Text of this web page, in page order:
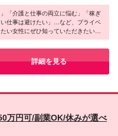
定可能で、実際に指名料3000
す ★未経験の方で指名がなく
入れるように本部できちんと調
う心配はありません ★万が
ない場合は、売上保証もして
前の清掃やレジ締めといっ
をしっかり収入に反映して
青森、山形 【関東】茨城、
神奈川、埼玉、千葉、栃木、
川、福井 【中部】愛知（名古
岐阜、三重 【関西】大阪
庫、京都、滋賀、和歌山
働くことが可能な方を対象と
阪府大阪
」「介護と仕事の両立に悩む」「稼ぎ
仕事は避けたい」…など、プライベ
い女性にぜひ知っていただきたいの
ートでも一生モノのスキルが身につ
お休みも勤務時間も自由◎＜自分ら
おすすめの求人です！
詳細を見る
万円可/副業OK/休みが選べ